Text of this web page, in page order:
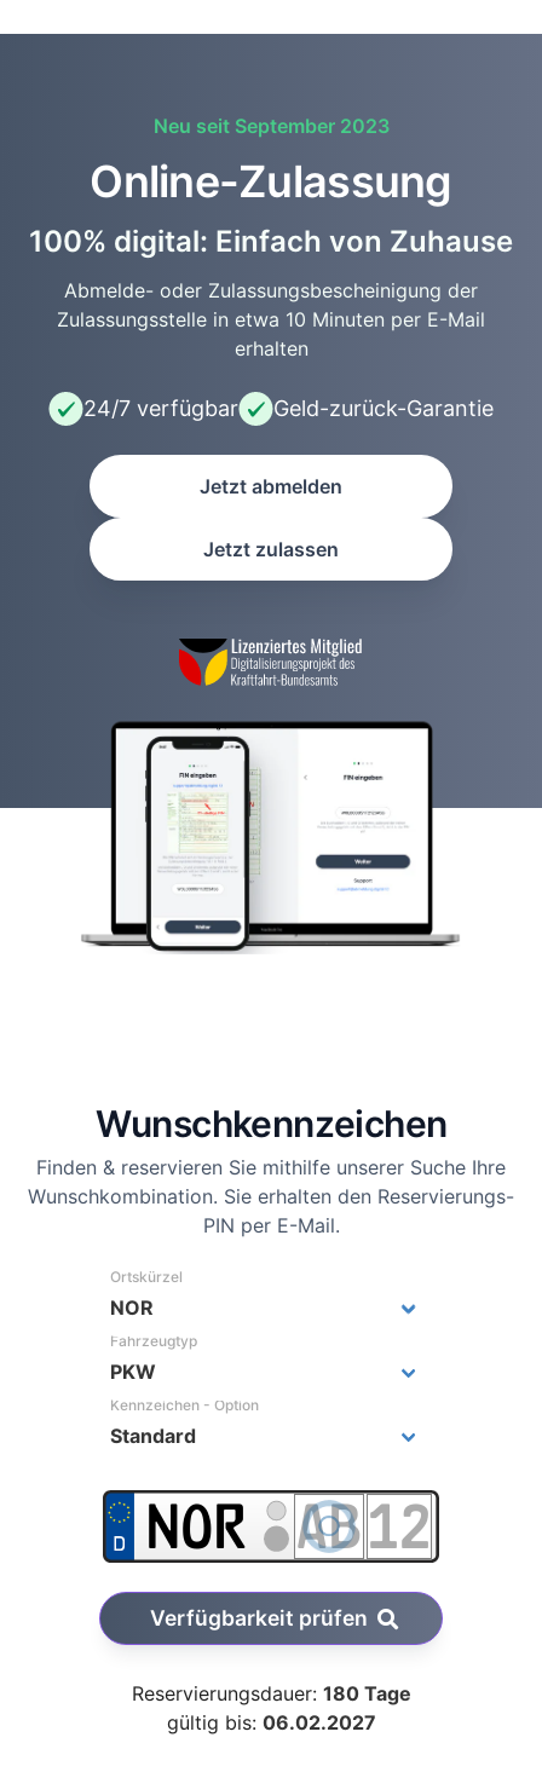
Neu seit September 2023
Online-Zulassung
100% digital: Einfach von Zuhause
Abmelde- oder Zulassungsbescheinigung der
Zulassungsstelle in etwa 10 Minuten per E-Mail
erhalten
24/7 verfügbar Geld-zurück-Garantie
Jetzt abmelden
Jetzt zulassen
Wunsch­kennzeichen
Finden & reservieren Sie mithilfe unserer Suche Ihre
Wunschkombination. Sie erhalten den Reservierungs-
PIN per E-Mail.
Ortskürzel
Fahrzeugtyp
Kennzeichen - Option
Verfügbarkeit prüfen
Reservierungsdauer: 180 Tage
gültig bis: 06.02.2027